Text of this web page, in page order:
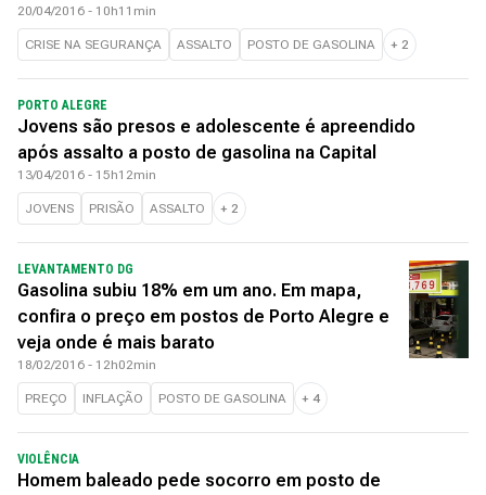
20/04/2016 - 10h11min
CRISE NA SEGURANÇA ASSALTO POSTO DE GASOLINA + 2
PORTO ALEGRE
Jovens são presos e adolescente é apreendido
após assalto a posto de gasolina na Capital
13/04/2016 - 15h12min
JOVENS PRISÃO ASSALTO + 2
LEVANTAMENTO DG
Gasolina subiu 18% em um ano. Em mapa,
confira o preço em postos de Porto Alegre e
veja onde é mais barato
18/02/2016 - 12h02min
PREÇO INFLAÇÃO POSTO DE GASOLINA + 4
VIOLÊNCIA
Homem baleado pede socorro em posto de